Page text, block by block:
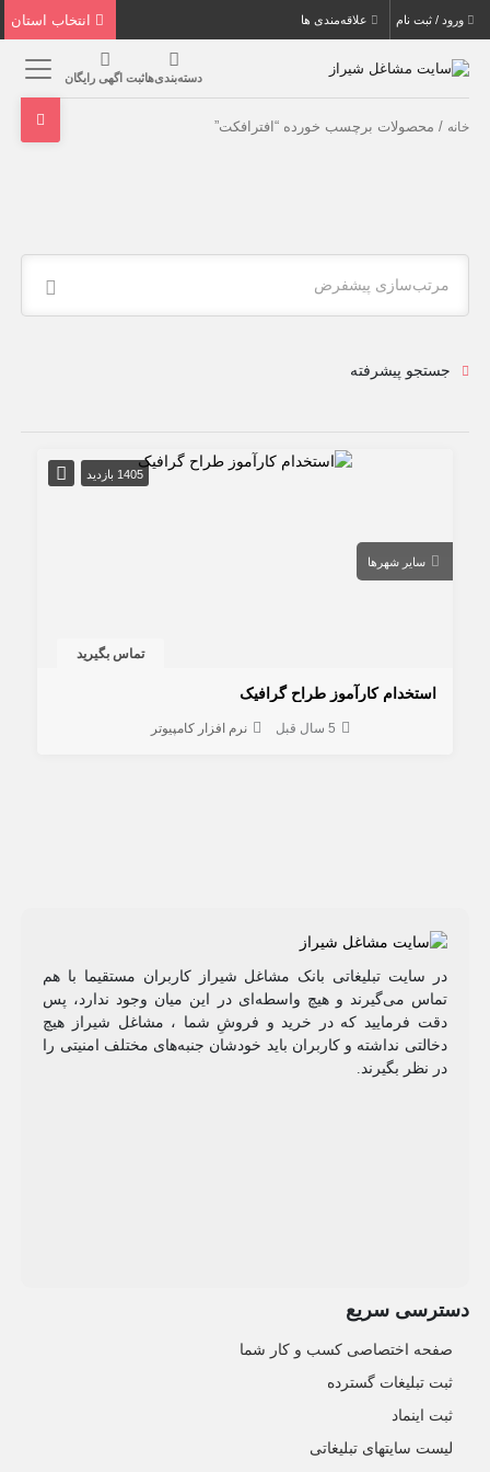
ورود / ثبت نام علاقه‌مندی ها
دسته‌بندی‌هاثبت اگهی رایگان
خانه / محصولات برچسب خورده “افترافکت”
مرتب‌سازی پیشفرض
جستجو پیشرفته
1405 بازدید
سایر شهرها
تماس بگیرید
استخدام کارآموز طراح گرافیک
5 سال قبل نرم افزار کامپیوتر
در سایت تبلیغاتی بانک مشاغل شیراز کاربران مستقیما با هم
تماس می‌گیرند و هیچ واسطه‌ای در این میان وجود ندارد، پس
دقت فرمایید که در خرید و فروشِ شما ، مشاغل شیراز هیچ
دخالتی نداشته و کاربران باید خودشان جنبه‌های مختلف امنیتی را
در نظر بگیرند.
دسترسی سریع
صفحه اختصاصی کسب و کار شما
ثبت تبلیغات گسترده
ثبت اینماد
لیست سایتهای تبلیغاتی